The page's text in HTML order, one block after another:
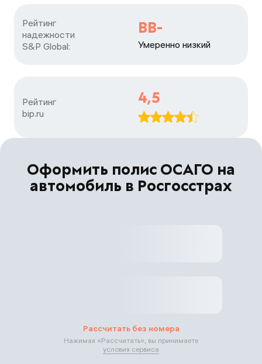
Рейтинг
надежности
S&P Global:
BB-
Умеренно низкий
Рейтинг
bip.ru
4,5
Оформить полис ОСАГО на
автомобиль в Росгосстрах
Рассчитать без номера
Нажимая «Рассчитать», вы принимаете
условия сервиса